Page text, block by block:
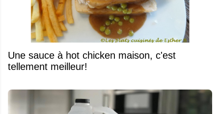
Une sauce à hot chicken maison, c'est
tellement meilleur!